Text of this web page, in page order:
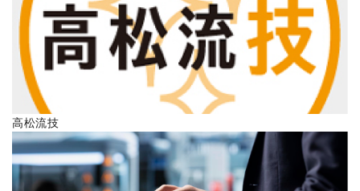
高松流技